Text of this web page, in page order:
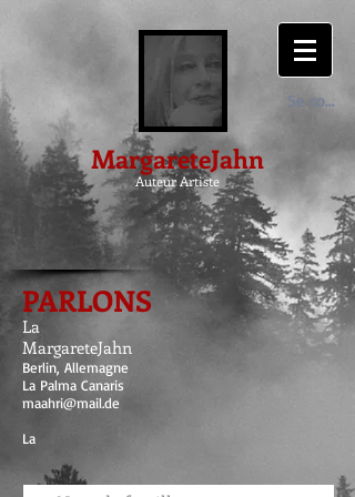
Se
MargareteJahn
Auteur Artiste
PARLONS
La
MargareteJahn
Berlin, Allemagne
La Palma Canaris
maahri@mail.de
La